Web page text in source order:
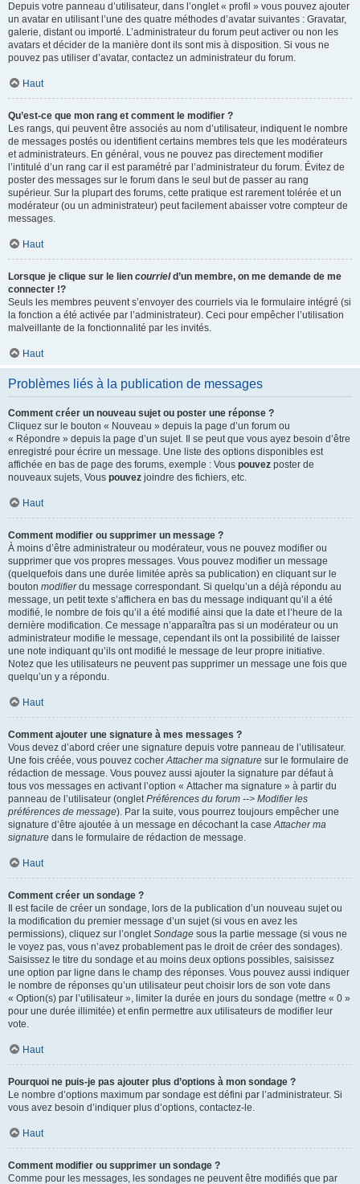
Depuis votre panneau d’utilisateur, dans l’onglet « profil » vous pouvez ajouter
un avatar en utilisant l’une des quatre méthodes d’avatar suivantes : Gravatar,
galerie, distant ou importé. L’administrateur du forum peut activer ou non les
avatars et décider de la manière dont ils sont mis à disposition. Si vous ne
pouvez pas utiliser d’avatar, contactez un administrateur du forum.
Haut
Qu’est-ce que mon rang et comment le modifier ?
Les rangs, qui peuvent être associés au nom d’utilisateur, indiquent le nombre
de messages postés ou identifient certains membres tels que les modérateurs
et administrateurs. En général, vous ne pouvez pas directement modifier
l’intitulé d’un rang car il est paramétré par l’administrateur du forum. Évitez de
poster des messages sur le forum dans le seul but de passer au rang
supérieur. Sur la plupart des forums, cette pratique est rarement tolérée et un
modérateur (ou un administrateur) peut facilement abaisser votre compteur de
messages.
Haut
Lorsque je clique sur le lien courrield’un membre, on me demande de me
connecter !?
Seuls les membres peuvent s’envoyer des courriels via le formulaire intégré (si
la fonction a été activée par l’administrateur). Ceci pour empêcher l’utilisation
malveillante de la fonctionnalité par les invités.
Haut
Problèmes liés à la publication de messages
Comment créer un nouveau sujet ou poster une réponse ?
Cliquez sur le bouton « Nouveau » depuis la page d’un forum ou
« Répondre » depuis la page d’un sujet. Il se peut que vous ayez besoin d’être
enregistré pour écrire un message. Une liste des options disponibles est
affichée en bas de page des forums, exemple : Vous pouvez poster de
nouveaux sujets, Vous pouvez joindre des fichiers, etc.
Haut
Comment modifier ou supprimer un message ?
À moins d’être administrateur ou modérateur, vous ne pouvez modifier ou
supprimer que vos propres messages. Vous pouvez modifier un message
(quelquefois dans une durée limitée après sa publication) en cliquant sur le
bouton modifierdu message correspondant. Si quelqu’un a déjà répondu au
message, un petit texte s’affichera en bas du message indiquant qu’il a été
modifié, le nombre de fois qu’il a été modifié ainsi que la date et l’heure de la
dernière modification. Ce message n’apparaîtra pas si un modérateur ou un
administrateur modifie le message, cependant ils ont la possibilité de laisser
une note indiquant qu’ils ont modifié le message de leur propre initiative.
Notez que les utilisateurs ne peuvent pas supprimer un message une fois que
quelqu’un y a répondu.
Haut
Comment ajouter une signature à mes messages ?
Vous devez d’abord créer une signature depuis votre panneau de l’utilisateur.
Une fois créée, vous pouvez cocherAttacher ma signature sur le formulaire de
rédaction de message. Vous pouvez aussi ajouter la signature par défaut à
tous vos messages en activant l’option « Attacher ma signature » à partir du
panneau de l’utilisateur (ongletPréférences du forum --> Modifier les
préférences de message). Par la suite, vous pourrez toujours empêcher une
signature d’être ajoutée à un message en décochant la caseAttacher ma
signature dans le formulaire de rédaction de message.
Haut
Comment créer un sondage ?
Il est facile de créer un sondage, lors de la publication d’un nouveau sujet ou
la modification du premier message d’un sujet (si vous en avez les
permissions), cliquez sur l’ongletSondage sous la partie message (si vous ne
le voyez pas, vous n’avez probablement pas le droit de créer des sondages).
Saisissez le titre du sondage et au moins deux options possibles, saisissez
une option par ligne dans le champ des réponses. Vous pouvez aussi indiquer
le nombre de réponses qu’un utilisateur peut choisir lors de son vote dans
« Option(s) par l’utilisateur », limiter la durée en jours du sondage (mettre « 0 »
pour une durée illimitée) et enfin permettre aux utilisateurs de modifier leur
vote.
Haut
Pourquoi ne puis-je pas ajouter plus d’options à mon sondage ?
Le nombre d’options maximum par sondage est défini par l’administrateur. Si
vous avez besoin d’indiquer plus d’options, contactez-le.
Haut
Comment modifier ou supprimer un sondage ?
Comme pour les messages, les sondages ne peuvent être modifiés que par